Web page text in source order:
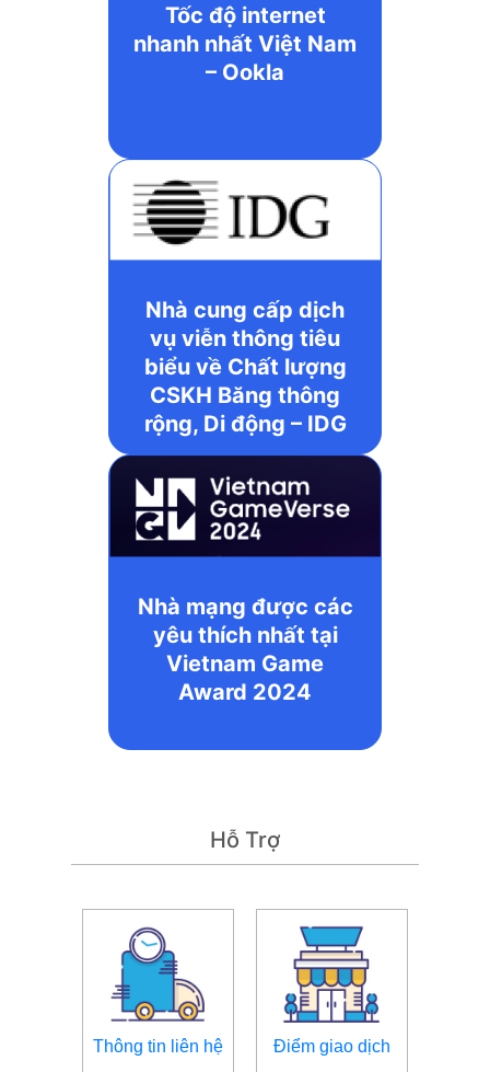
Tốc độ internet
nhanh nhất Việt Nam
– Ookla
Nhà cung cấp dịch
vụ viễn thông tiêu
biểu về Chất lượng
CSKH Băng thông
rộng, Di động – IDG
Nhà mạng được các
yêu thích nhất tại
Vietnam Game
Award 2024
Hỗ Trợ
Thông tin liên hệ Điểm giao dịch